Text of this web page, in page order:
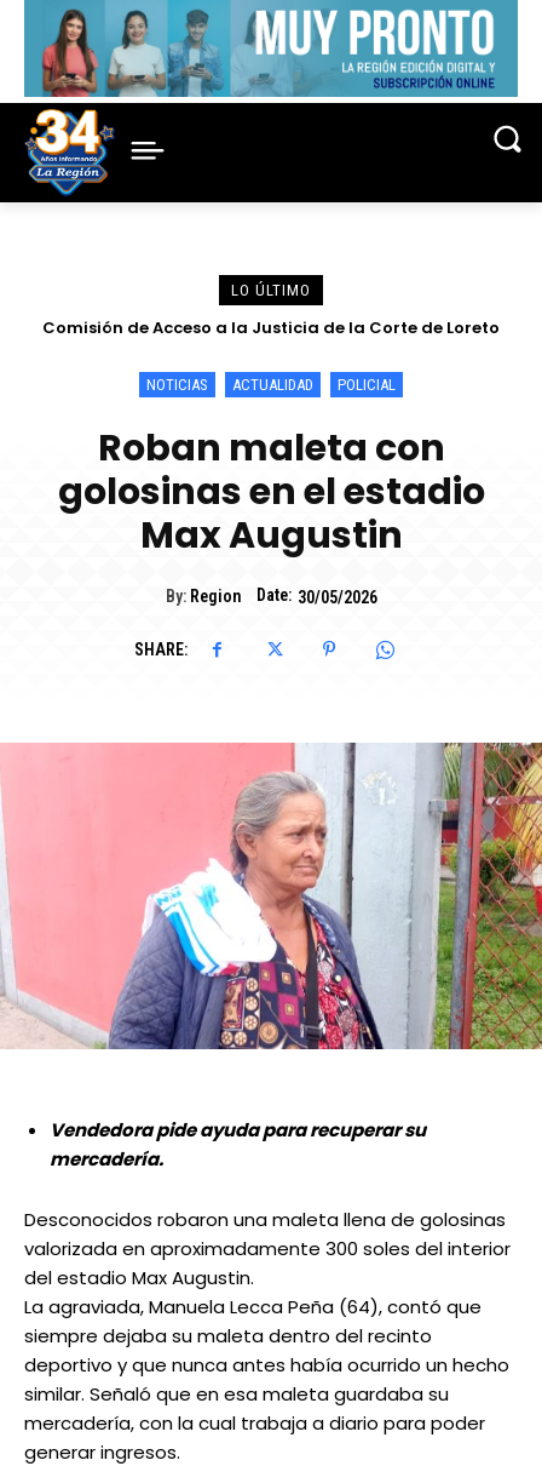
LO ÚLTIMO
Comisión de Acceso a la Justicia de la Corte de Loreto
Moronacocha
“Si el Nanay muere, Iquitos no sólo perderá un río, perderá
NOTICIAS ACTUALIDAD POLICIAL
Roban maleta con
golosinas en el estadio
Max Augustin
By: Region Date: 30/05/2026
SHARE:
Vendedora pide ayuda para recuperar su
mercadería.
Desconocidos robaron una maleta llena de golosinas
valorizada en aproximadamente 300 soles del interior
del estadio Max Augustin.
La agraviada, Manuela Lecca Peña (64), contó que
siempre dejaba su maleta dentro del recinto
deportivo y que nunca antes había ocurrido un hecho
similar. Señaló que en esa maleta guardaba su
mercadería, con la cual trabaja a diario para poder
generar ingresos.